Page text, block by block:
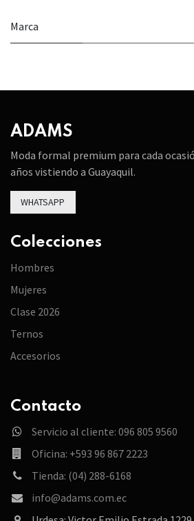
Marca
ADAMS
Moda formal premium para cada
años vistiendo a Guayaquil.
WHATSAPP
Colecciones
Hombres
Mujeres
Clase 2026
Ternos
Accesorios
Contacto
Servicio al cliente: 096 805 9560
Oficina: +593 96 867 2223
Tienda: (04) 288-6168
info@adams.com.ec